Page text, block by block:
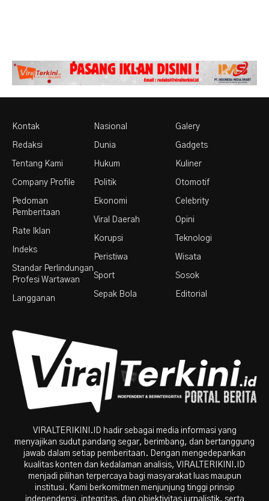
Kontak
Redaksi
Tentang Kami
Company Profile
Pedoman
Pemberitaan
Rate Iklan
Indeks
Standar Perlindungan
Profesi Wartawan
Langganan
Nasional
Dunia
Hukum
Politik
Ekonomi
Viral Daerah
Korupsi
Peristiwa
Sport
Sepak Bola
Galery
Gadgets
Kuliner
Otomotif
Celebrity
Opini
Teknologi
Wisata
Sosok
Editorial
VIRALTERIKINI.ID hadir sebagai media informasi yang
menyajikan sudut pandang segar, berimbang, dan bertanggung
jawab dalam setiap pemberitaan. Dengan mengedepankan
kualitas konten dan kedalaman analisis, VIRALTERIKINI.ID
menjadi pilihan terpercaya bagi masyarakat luas maupun
institusi. Kami berkomitmen menjunjung tinggi prinsip
independensi, integritas, dan objektivitas jurnalistik, serta